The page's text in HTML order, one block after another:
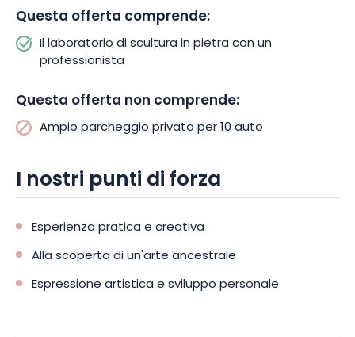
pietra, scoprite nuove tecniche di intaglio e date libero sfogo
alla vostra immaginazione per creare un pezzo unico e
prezioso!
Questa offerta comprende:
Il laboratorio di scultura in pietra con un
professionista
Questa offerta non comprende:
Ampio parcheggio privato per 10 auto
I nostri punti di forza
Esperienza pratica e creativa
Alla scoperta di un'arte ancestrale
Espressione artistica e sviluppo personale